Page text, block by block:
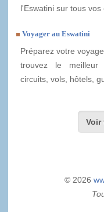
l'Eswatini sur tous vos
Voyager au Eswatini
Préparez votre
trouvez le meilleur
circuits, vols, hôtels,
Voir
© 2026